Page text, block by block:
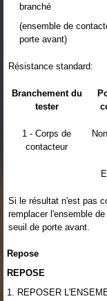
branché
(ensemble de
porte avant)
Résistance standard:
Branchement du
tester
1 - Corps de
contacteur
Si le résultat n'est pas
remplacer l'ensemble
seuil de porte avant.
Repose
REPOSE
1. REPOSER